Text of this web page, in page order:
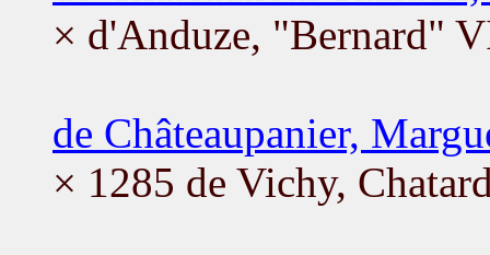
× d'Anduze, "Bernard"
de Châteaupanier,
× 1285 de Vichy,